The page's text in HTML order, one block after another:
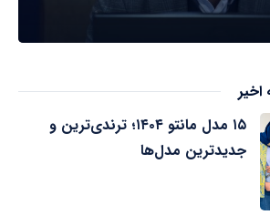
اخیر
۱۵ مدل مانتو ۱۴۰۴؛ ترندی‌ترین و
جدیدترین مدل‌ها